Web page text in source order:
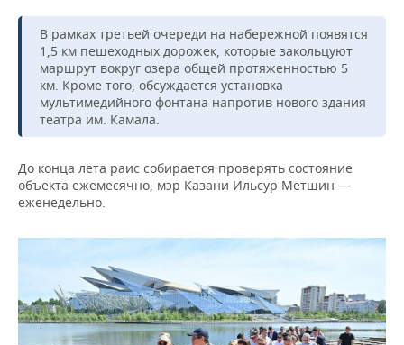
КИБЕРСПОРТ
ФИГУРНОЕ КАТАНИЕ
ВОДНЫЕ ВИДЫ СПОРТА
ХОККЕЙ С МЯЧОМ
КУЛЬТУРА
МЕДИЦИНА
ОБРАЗОВАНИЕ
ПРОИСШЕСТВИЯ
СПИСОК КОМПАНИЙ
В рамках третьей очереди на набережной появятся
1,5 км пешеходных дорожек, которые закольцуют
маршрут вокруг озера общей протяженностью 5
км. Кроме того, обсуждается установка
мультимедийного фонтана напротив нового здания
театра им. Камала.
До конца лета раис собирается проверять состояние
объекта ежемесячно, мэр Казани Ильсур Метшин —
еженедельно.